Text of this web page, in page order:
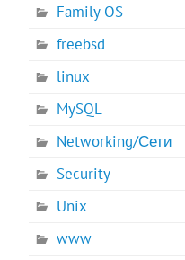
Family OS
freebsd
linux
MySQL
Networking/Сети
Security
Unix
www